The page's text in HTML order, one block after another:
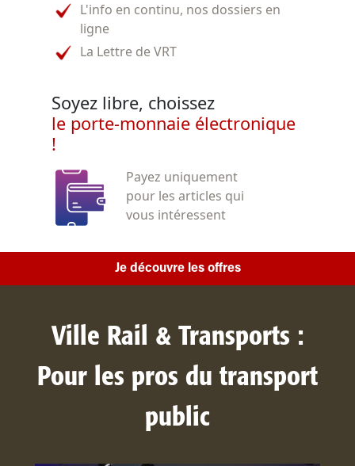
L'info en continu, nos dossiers en
ligne
La Lettre de VRT
Soyez libre, choissez
le porte-monnaie électronique
!
Payez uniquement
pour les articles qui
vous intéressent
Je découvre les offres
Ville Rail & Transports :
Pour les pros du transport
public